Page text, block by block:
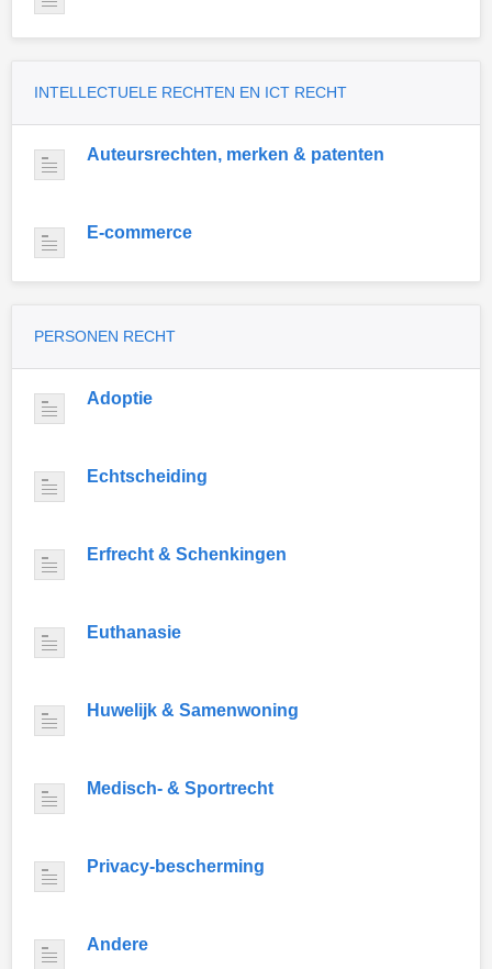
INTELLECTUELE RECHTEN EN ICT RECHT
Auteursrechten, merken & patenten
E-commerce
PERSONEN RECHT
Adoptie
Echtscheiding
Erfrecht & Schenkingen
Euthanasie
Huwelijk & Samenwoning
Medisch- & Sportrecht
Privacy-bescherming
Andere